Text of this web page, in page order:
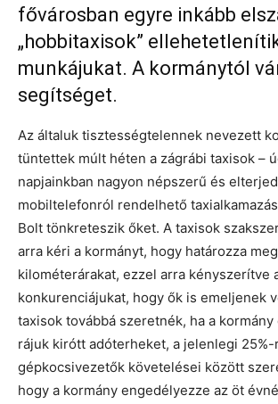
fővárosban egyre inkább
„hobbitaxisok”
munkájukat. A kormánytól
segítséget.
Az általuk tisztességtelennek nevezett
tüntettek múlt héten a zágrábi taxisok –
napjainkban nagyon népszerű és
mobiltelefonról rendelhető
Bolt tönkreteszik őket. A taxisok
arra kéri a kormányt, hogy határozza
kilométerárakat, ezzel arra kényszerítve
konkurenciájukat, hogy ők is emeljenek
taxisok továbbá szeretnék, ha a
rájuk kirótt adóterheket, a jelenlegi 25%-
gépkocsivezetők követelései között
hogy a kormány engedélyezze az öt